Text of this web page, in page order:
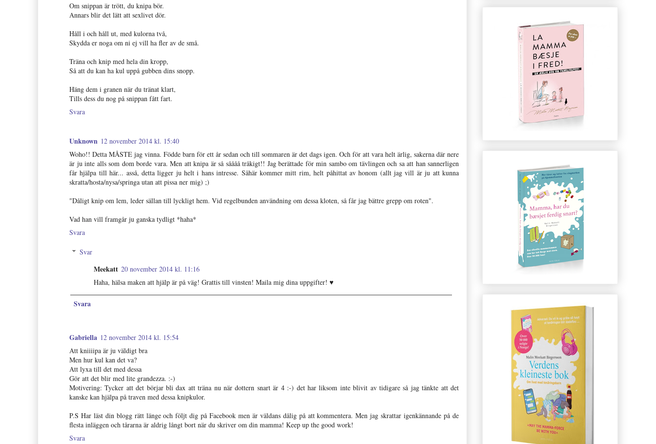
Om snippan är trött, du knipa bör.
Annars blir det lätt att sexlivet dör.
Håll i och håll ut, med kulorna två,
Skydda er noga om ni ej vill ha fler av de små.
Träna och knip med hela din kropp,
Så att du kan ha kul uppå gubben dins snopp.
Häng dem i granen när du tränat klart,
Tills dess du nog på snippan fått fart.
Svara
Unknown 12 november 2014 kl. 15:40
Woho!! Detta MÅSTE jag vinna. Födde barn för ett år sedan och till sommaren är det dags igen. Och för att vara helt ärlig, sakerna där nere
är ju inte alls som dom borde vara. Men att knipa är så såååå tråkigt!! Jag berättade för min sambo om tävlingen och sa att han sannerligen
får hjälpa till här... asså, detta ligger ju helt i hans intresse. Såhär kommer mitt rim, helt påhittat av honom (allt jag vill är ju att kunna
skratta/hosta/nysa/springa utan att pissa ner mig) ;)
"Dåligt knip om lem, leder sällan till lyckligt hem. Vid regelbunden användning om dessa kloten, så får jag bättre grepp om roten".
Vad han vill framgår ju ganska tydligt *haha*
Svara
Svar
Meekatt 20 november 2014 kl. 11:16
Haha, hälsa maken att hjälp är på väg! Grattis till vinsten! Maila mig dina uppgifter! ♥
Svara
Gabriella 12 november 2014 kl. 15:54
Att kniiiipa är ju väldigt bra
Men hur kul kan det va?
Att lyxa till det med dessa
Gör att det blir med lite grandezza. :-)
Motivering: Tycker att det börjar bli dax att träna nu när dottern snart är 4 :-) det har liksom inte blivit av tidigare så jag tänkte att det
kanske kan hjälpa på traven med dessa knipkulor.
P.S Har läst din blogg rätt länge och följt dig på Facebook men är väldans dålig på att kommentera. Men jag skrattar igenkännande på de
flesta inläggen och tårarna är aldrig långt bort när du skriver om din mamma! Keep up the good work!
Svara